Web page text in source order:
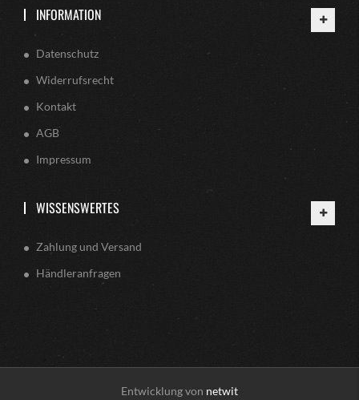
INFORMATION
Datenschutz
Widerrufsrecht
Kontakt
AGB
Impressum
WISSENSWERTES
Zahlung und Versand
Händleranfragen
Entwicklung von netwit